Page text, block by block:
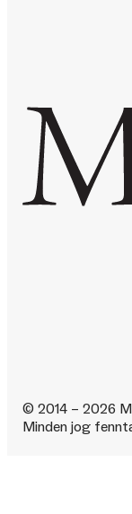
© 2014 – 2026
Minden jog